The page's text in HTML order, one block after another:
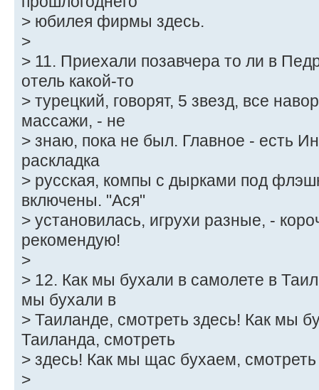
> юбилея фирмы здесь.
>
> 11. Приехали позавчера то ли в
отель какой-то
> турецкий, говорят, 5 звезд, все
массажи, - не
> знаю, пока не был. Главное - есть
раскладка
> русская, компы с дырками под
включены. "Ася"
> установилась, игрухи разные, -
рекомендую!
>
> 12. Как мы бухали в самолете в
мы бухали в
> Таиланде, смотреть здесь! Как мы
Таиланда, смотреть
> здесь! Как мы щас бухаем, смотреть
>